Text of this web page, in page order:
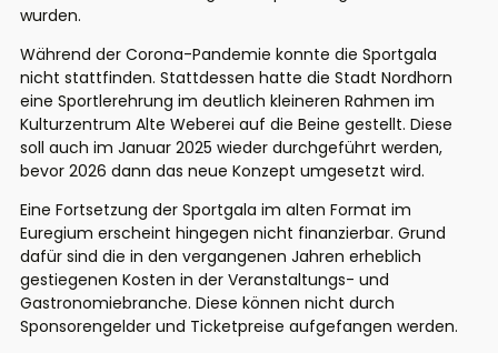
wurden.
Während der Corona-Pandemie konnte die Sportgala
nicht stattfinden. Stattdessen hatte die Stadt Nordhorn
eine Sportlerehrung im deutlich kleineren Rahmen im
Kulturzentrum Alte Weberei auf die Beine gestellt. Diese
soll auch im Januar 2025 wieder durchgeführt werden,
bevor 2026 dann das neue Konzept umgesetzt wird.
Eine Fortsetzung der Sportgala im alten Format im
Euregium erscheint hingegen nicht finanzierbar. Grund
dafür sind die in den vergangenen Jahren erheblich
gestiegenen Kosten in der Veranstaltungs- und
Gastronomiebranche. Diese können nicht durch
Sponsorengelder und Ticketpreise aufgefangen werden.